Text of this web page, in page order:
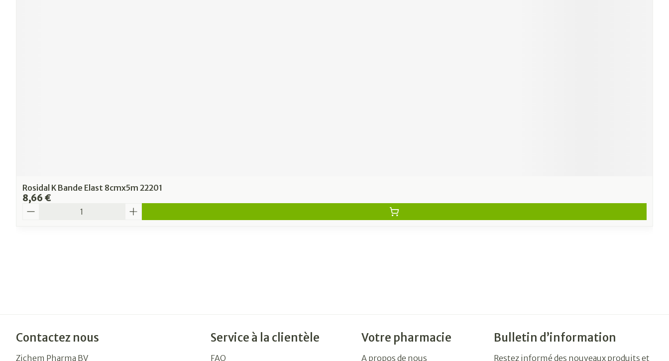
Rosidal K Bande Elast 8cmx5m 22201
8,66 €
Contactez nous
Zichem Pharma BV
Service à la clientèle
FAQ
Votre pharmacie
A propos de nous
Bulletin d’information
Restez informé des nouveaux produits et